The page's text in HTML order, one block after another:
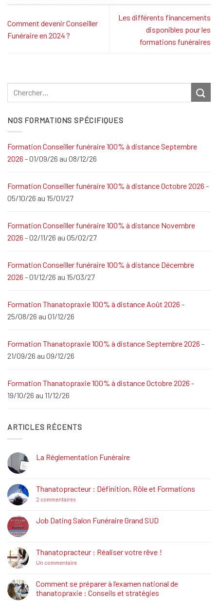
Comment devenir Conseiller
Funéraire en 2024 ?
Les différents financements
disponibles pour les
formations funéraires
NOS FORMATIONS SPÉCIFIQUES
Formation Conseiller funéraire 100% à distance Septembre
2026 - 01/09/26 au 08/12/26
Formation Conseiller funéraire 100% à distance Octobre 2026 -
05/10/26 au 15/01/27
Formation Conseiller funéraire 100% à distance Novembre
2026 - 02/11/26 au 05/02/27
Formation Conseiller funéraire 100% à distance Décembre
2026 - 01/12/26 au 15/03/27
Formation Thanatopraxie 100% à distance Août 2026 -
25/08/26 au 01/12/26
Formation Thanatopraxie 100% à distance Septembre 2026 -
21/09/26 au 09/12/26
Formation Thanatopraxie 100% à distance Octobre 2026 -
19/10/26 au 11/12/26
ARTICLES RÉCENTS
La Réglementation Funéraire
La
Réglementation
Funéraire
Thanatopracteur : Définition, Rôle et Formations
2 commentairessur
Définition,
Rôle
Job Dating Salon Funéraire Grand SUD
Job
Dating
Salon
SUD
Thanatopracteur : Réaliser votre rêve !
Un commentairesur
Réaliser
votre
rêve
Comment se préparer à l’examen national de
thanatopraxie : Conseils et stratégies